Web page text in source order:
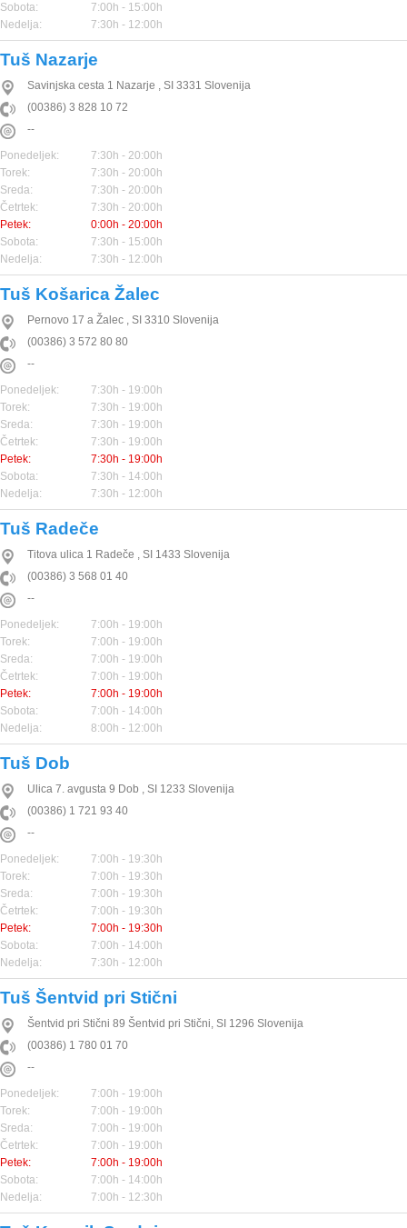
Sobota:
7:00h - 15:00h
Nedelja:
7:30h - 12:00h
Tuš Nazarje
Savinjska cesta 1 Nazarje , SI 3331 Slovenija
(00386) 3 828 10 72
--
Ponedeljek:
7:30h - 20:00h
Torek:
7:30h - 20:00h
Sreda:
7:30h - 20:00h
Četrtek:
7:30h - 20:00h
Petek:
0:00h - 20:00h
Sobota:
7:30h - 15:00h
Nedelja:
7:30h - 12:00h
Tuš Košarica Žalec
Pernovo 17 a Žalec , SI 3310 Slovenija
(00386) 3 572 80 80
--
Ponedeljek:
7:30h - 19:00h
Torek:
7:30h - 19:00h
Sreda:
7:30h - 19:00h
Četrtek:
7:30h - 19:00h
Petek:
7:30h - 19:00h
Sobota:
7:30h - 14:00h
Nedelja:
7:30h - 12:00h
Tuš Radeče
Titova ulica 1 Radeče , SI 1433 Slovenija
(00386) 3 568 01 40
--
Ponedeljek:
7:00h - 19:00h
Torek:
7:00h - 19:00h
Sreda:
7:00h - 19:00h
Četrtek:
7:00h - 19:00h
Petek:
7:00h - 19:00h
Sobota:
7:00h - 14:00h
Nedelja:
8:00h - 12:00h
Tuš Dob
Ulica 7. avgusta 9 Dob , SI 1233 Slovenija
(00386) 1 721 93 40
--
Ponedeljek:
7:00h - 19:30h
Torek:
7:00h - 19:30h
Sreda:
7:00h - 19:30h
Četrtek:
7:00h - 19:30h
Petek:
7:00h - 19:30h
Sobota:
7:00h - 14:00h
Nedelja:
7:30h - 12:00h
Tuš Šentvid pri Stični
Šentvid pri Stični 89 Šentvid pri Stični, SI 1296 Slovenija
(00386) 1 780 01 70
--
Ponedeljek:
7:00h - 19:00h
Torek:
7:00h - 19:00h
Sreda:
7:00h - 19:00h
Četrtek:
7:00h - 19:00h
Petek:
7:00h - 19:00h
Sobota:
7:00h - 14:00h
Nedelja:
7:00h - 12:30h